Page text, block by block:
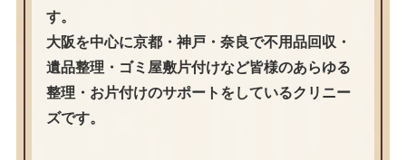
す。
大阪を中心に京都・神戸・奈良で不用品回収・
遺品整理・ゴミ屋敷片付けなど皆様のあらゆる
整理・お片付けのサポートをしているクリニー
ズです。